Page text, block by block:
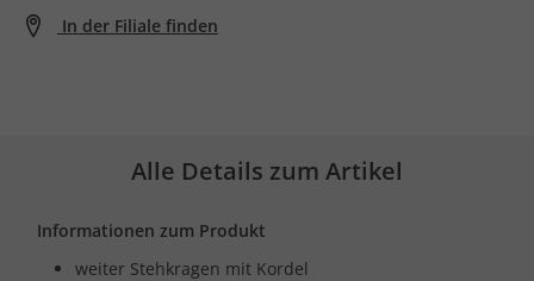
In der Filiale finden
Alle Details zum Artikel
Informationen zum Produkt
weiter Stehkragen mit Kordel